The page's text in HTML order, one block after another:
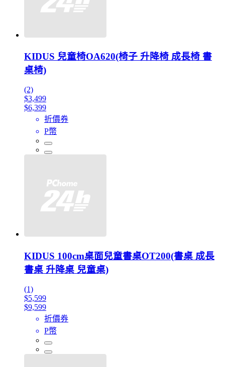
KIDUS 兒童椅OA620(椅子 升降椅 成長椅 書
桌椅)
(2)
$3,499
$6,399
折價券
P幣
KIDUS 100cm桌面兒童書桌OT200(書桌 成長
書桌 升降桌 兒童桌)
(1)
$5,599
$9,599
折價券
P幣